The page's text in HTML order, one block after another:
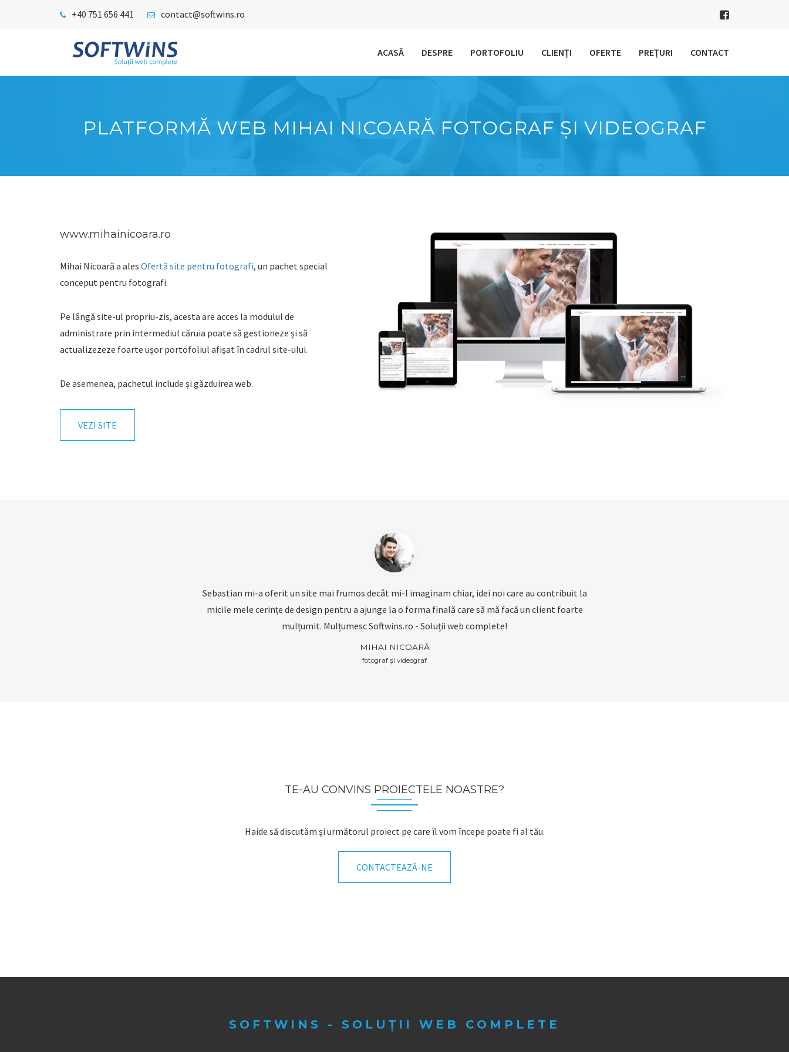
+40 751 656 441 contact@softwins.ro
ACASĂ DESPRE PORTOFOLIU CLIENȚI OFERTE PREȚURI CONTACT
PLATFORMĂ WEB MIHAI NICOARĂ FOTOGRAF ȘI VIDEOGRAF
www.mihainicoara.ro
Mihai Nicoară a ales Ofertă site pentru fotografi, un pachet special
conceput pentru fotografi.
Pe lângă site-ul propriu-zis, acesta are acces la modulul de
administrare prin intermediul căruia poate să gestioneze și să
actualizezeze foarte ușor portofoliul afișat în cadrul site-ului.
De asemenea, pachetul include și găzduirea web.
VEZI SITE
Sebastian mi-a oferit un site mai frumos decât mi-l imaginam chiar, idei noi care au contribuit la
micile mele cerințe de design pentru a ajunge la o forma finală care să mă facă un client foarte
mulțumit. Mulțumesc Softwins.ro - Soluții web complete!
MIHAI NICOARĂ
fotograf și videograf
TE-AU CONVINS PROIECTELE NOASTRE?
Haide să discutăm și următorul proiect pe care îl vom începe poate fi al tău.
CONTACTEAZĂ-NE
SOFTWINS - SOLUȚII WEB COMPLETE